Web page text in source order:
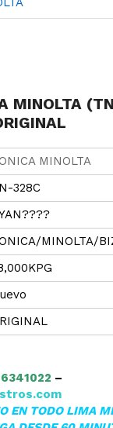
MINOLTA
MINOLTA
328C
MINOLTA/
–
EN TODO LIMA